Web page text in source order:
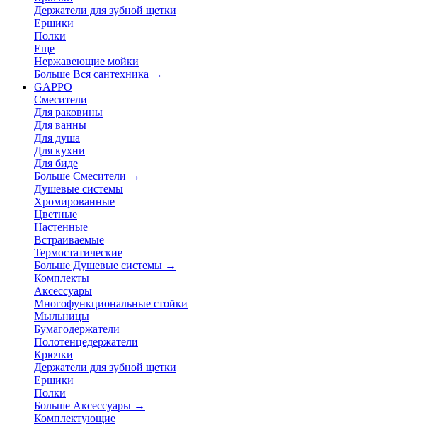
Держатели для зубной щетки
Ершики
Полки
Еще
Нержавеющие мойки
Больше Вся сантехника →
GAPPO
Смесители
Для раковины
Для ванны
Для душа
Для кухни
Для биде
Больше Смесители →
Душевые системы
Хромированные
Цветные
Настенные
Встраиваемые
Термостатические
Больше Душевые системы →
Комплекты
Аксессуары
Многофункциональные стойки
Мыльницы
Бумагодержатели
Полотенцедержатели
Крючки
Держатели для зубной щетки
Ершики
Полки
Больше Аксессуары →
Комплектующие